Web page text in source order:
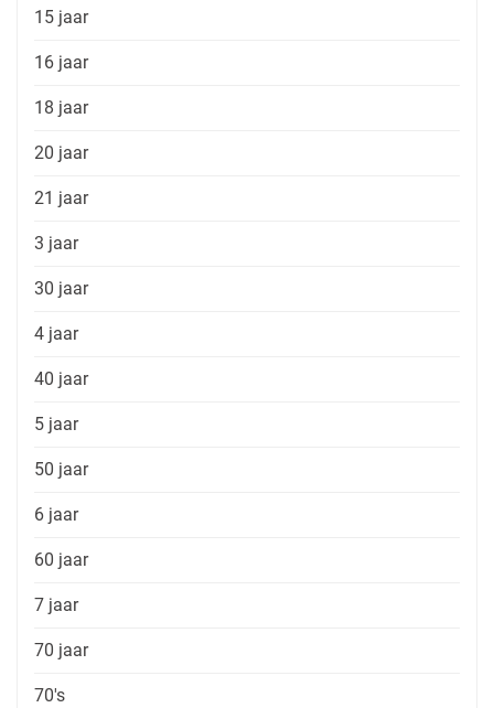
15 jaar
16 jaar
18 jaar
20 jaar
21 jaar
3 jaar
30 jaar
4 jaar
40 jaar
5 jaar
50 jaar
6 jaar
60 jaar
7 jaar
70 jaar
70's